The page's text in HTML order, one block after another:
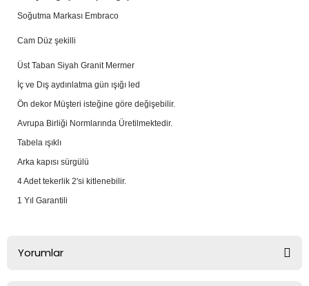
Soğutma Markası Embraco
Cam Düz şekilli
Üst Taban Siyah Granit Mermer
İç ve Dış aydınlatma gün ışığı led
Ön dekor Müşteri isteğine göre değişebilir.
Avrupa Birliği Normlarında Üretilmektedir.
Tabela ışıklı
Arka kapısı sürgülü
4 Adet tekerlik 2'si kitlenebilir.
1 Yıl Garantili
Yorumlar